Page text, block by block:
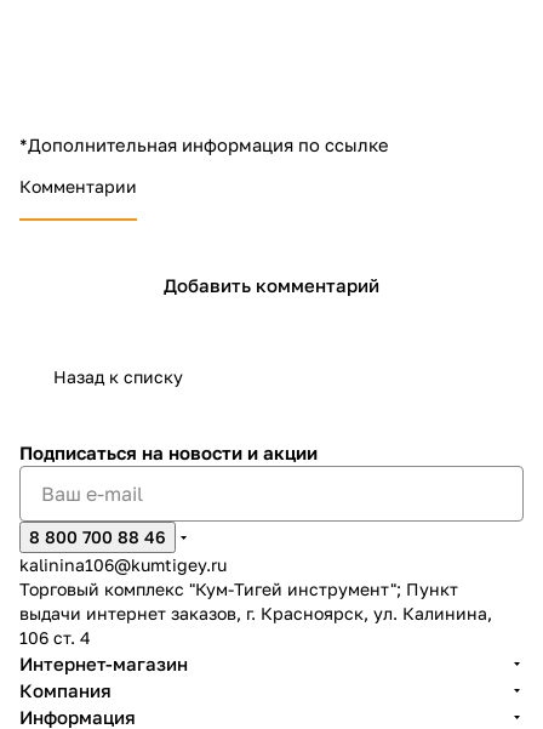
*Дополнительная информация по ссылке
Комментарии
Добавить комментарий
Назад к списку
Подписаться на новости и акции
8 800 700 88 46
kalinina106@kumtigey.ru
Торговый комплекс "Кум-Тигей инструмент"; Пункт
выдачи интернет заказов, г. Красноярск, ул. Калинина,
106 ст. 4
Интернет-магазин
Компания
Информация